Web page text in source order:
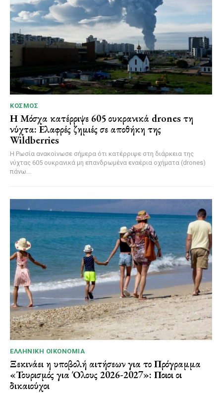
ΚΌΣΜΟΣ
Η Μόσχα κατέρριψε 605 ουκρανικά drones τη
νύχτα: Ελαφρές ζημιές σε αποθήκη της
Wildberries
Η Ρωσία ανακοίνωσε σήμερα ότι κατέρριψε στη διάρκεια της
νύχτας 605 ουκρανικά μη επανδρωμένα εναέρια οχήματα (drones)
πάνω...
ΕΛΛΗΝΙΚΉ ΟΙΚΟΝΟΜΊΑ
Ξεκινάει η υποβολή αιτήσεων για το Πρόγραμμα
«Τουρισμός για Όλους 2026-2027»: Ποιοι οι
δικαιούχοι